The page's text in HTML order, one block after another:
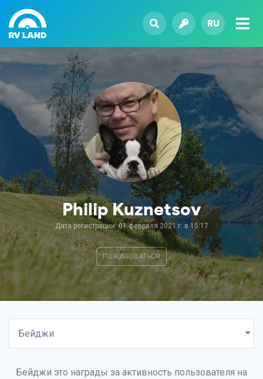
RU
Philip Kuznetsov
Дата регистрации: 01 февраля 2021 г. в 15:17
ПОЖАЛОВАТЬСЯ
Бейджи это награды за активность пользователя на